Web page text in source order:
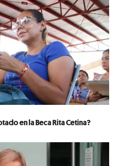
en la Beca Rita Cetina?